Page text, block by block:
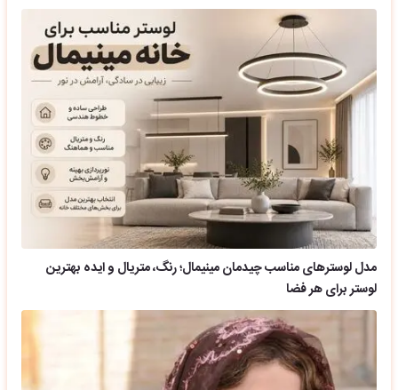
مدل لوسترهای مناسب چیدمان مینیمال؛ رنگ، متریال و ایده بهترین
لوستر برای هر فضا